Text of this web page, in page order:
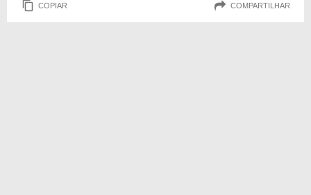
COPIAR COMPARTILHAR